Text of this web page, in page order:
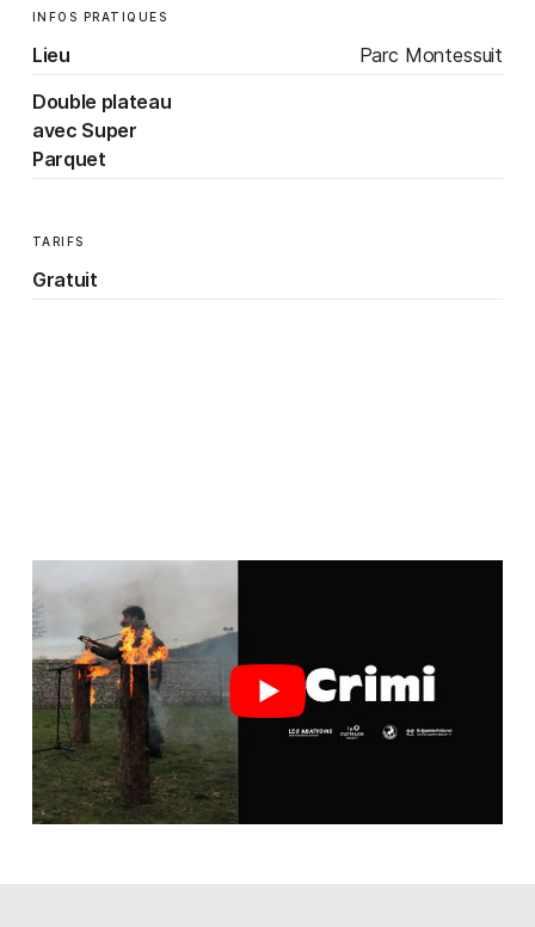
INFOS PRATIQUES
Lieu
Parc Montessuit
Double plateau
avec Super
Parquet
TARIFS
Gratuit